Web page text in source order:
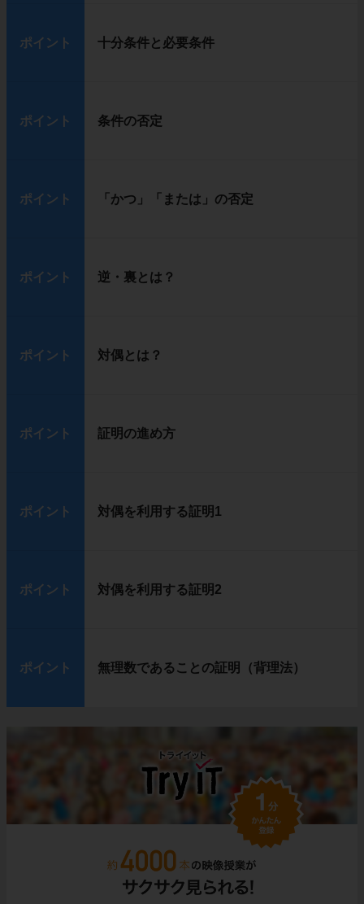
ポイント 十分条件と必要条件
ポイント 条件の否定
ポイント 「かつ」「または」の否定
ポイント 逆・裏とは？
ポイント 対偶とは？
ポイント 証明の進め方
ポイント 対偶を利用する証明1
ポイント 対偶を利用する証明2
ポイント 無理数であることの証明（背理法）